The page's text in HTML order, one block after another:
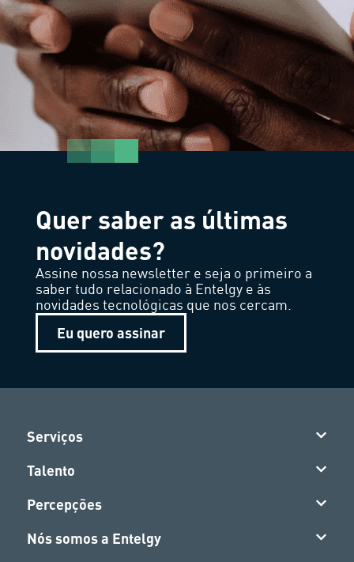
Quer saber as últimas
novidades?
Assine nossa newsletter e seja o primeiro a
saber tudo relacionado à Entelgy e às
novidades tecnológicas que nos cercam.
Eu quero assinar
Serviços
Talento
Percepções
Nós somos a Entelgy